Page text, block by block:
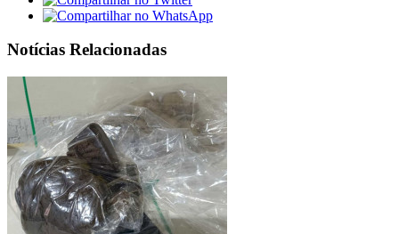
Notícias Relacionadas